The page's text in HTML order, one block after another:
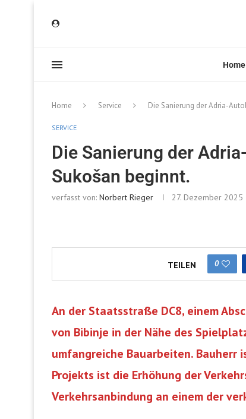
Home
Home Service Die Sanierung der Adria-
SERVICE
Die Sanierung der
Sukošan beginnt.
verfasst von: Norbert Rieger 27. Dezember 2025
TEILEN 0
An der Staatsstraße DC8, einem
von Bibinje in der Nähe des
umfangreiche Bauarbeiten.
Projekts ist die Erhöhung der
Verkehrsanbindung an einem der